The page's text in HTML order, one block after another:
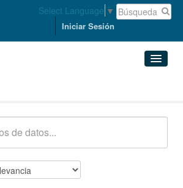
Select Language ▼
Iniciar Sesión